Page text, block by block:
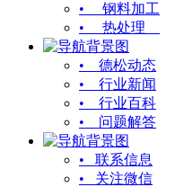
• 钢料加工
• 热处理
• 德松动态
• 行业新闻
• 行业百科
• 问题解答
• 联系信息
• 关注微信